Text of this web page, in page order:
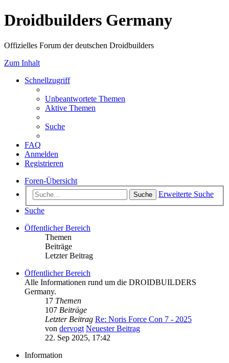
Droidbuilders Germany
Offizielles Forum der deutschen Droidbuilders
Zum Inhalt
Schnellzugriff
Unbeantwortete Themen
Aktive Themen
Suche
FAQ
Anmelden
Registrieren
Foren-Übersicht
Suche
Erweiterte Suche
Suche
Öffentlicher Bereich
Themen
Beiträge
Letzter Beitrag
Öffentlicher Bereich
Alle Informationen rund um die DROIDBUILDERS
Germany.
17 Themen
107 Beiträge
Letzter Beitrag Re: Noris Force Con 7 - 2025
von dervogt Neuester Beitrag
22. Sep 2025, 17:42
Information